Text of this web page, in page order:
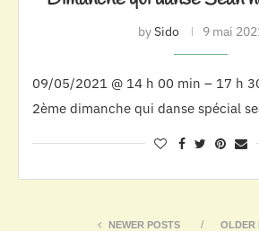
bySido 9 mai
09/05/2021 @ 14 h 00 min – 17 h
2ème dimanche qui danse spécial
NEWER POSTS OLDER